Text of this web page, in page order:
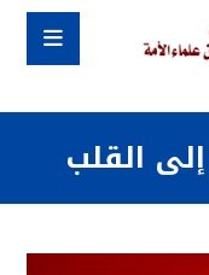
القلب